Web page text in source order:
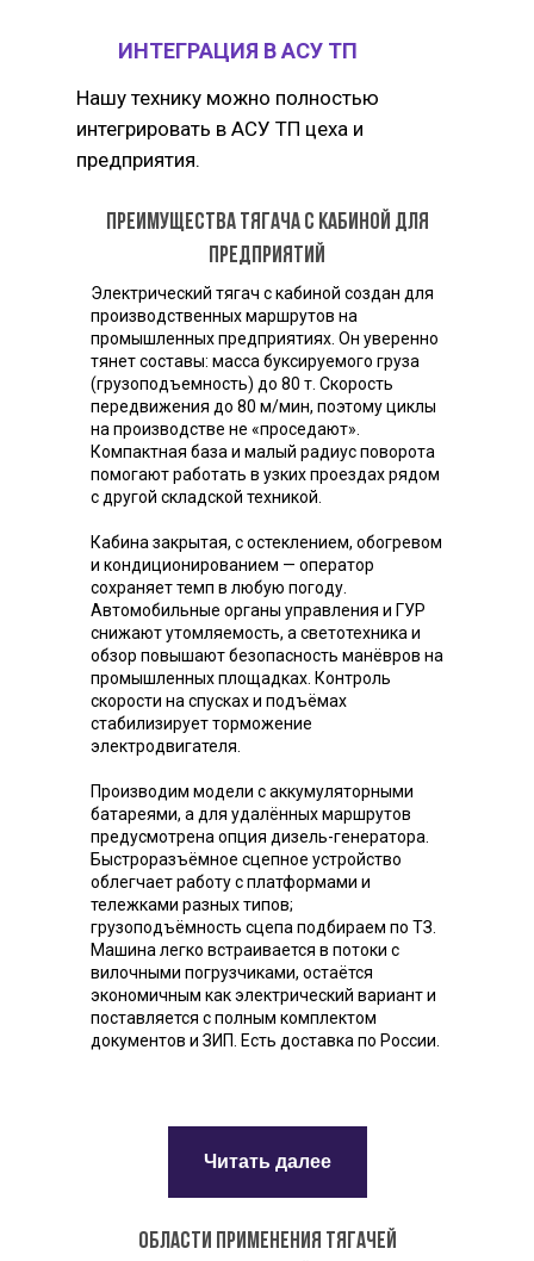
ИНТЕГРАЦИЯ В АСУ ТП
Нашу технику можно полностью
интегрировать в АСУ ТП цеха и
предприятия.
Преимущества тягача с кабиной для
предприятий
Электрический тягач с кабиной создан для
производственных маршрутов на
промышленных предприятиях. Он уверенно
тянет составы: масса буксируемого груза
(грузоподъемность) до 80 т. Скорость
передвижения до 80 м/мин, поэтому циклы
на производстве не «проседают».
Компактная база и малый радиус поворота
помогают работать в узких проездах рядом
с другой складской техникой.
Кабина закрытая, с остеклением, обогревом
и кондиционированием — оператор
сохраняет темп в любую погоду.
Автомобильные органы управления и ГУР
снижают утомляемость, а светотехника и
обзор повышают безопасность манёвров на
промышленных площадках. Контроль
скорости на спусках и подъёмах
стабилизирует торможение
электродвигателя.
Производим модели с аккумуляторными
батареями, а для удалённых маршрутов
предусмотрена опция дизель-генератора.
Быстроразъёмное сцепное устройство
облегчает работу с платформами и
тележками разных типов;
грузоподъёмность сцепа подбираем по ТЗ.
Машина легко встраивается в потоки с
вилочными погрузчиками, остаётся
экономичным как электрический вариант и
поставляется с полным комплектом
документов и ЗИП. Есть доставка по России.
Читать далее
Области применения тягачей